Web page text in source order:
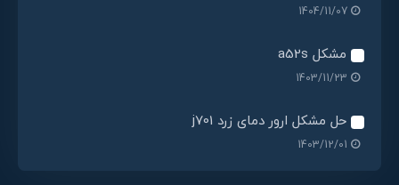
1404/11/07
مشکل a52s
1403/11/23
حل مشکل ارور دمای زرد j701
1403/12/01